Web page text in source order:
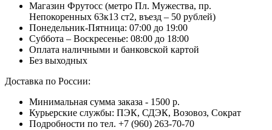
Магазин Фрутосс (метро Пл. Мужества, пр.
Непокоренных 63к13 ст2, въезд – 50 рублей)
Понедельник-Пятница: 07:00 до 19:00
Суббота – Воскресенье: 08:00 до 18:00
Оплата наличными и банковской картой
Без выходных
Доставка по России:
Минимальная сумма заказа - 1500 р.
Курьерские службы: ПЭК, СДЭК, Возовоз, Сократ
Подробности по тел. +7 (960) 263-70-70